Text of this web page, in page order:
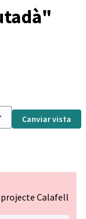
Canviar vista
Calafell